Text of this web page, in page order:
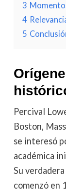
3
4
5
Percival
Boston,
se interesó
académica
Su
comenzó en